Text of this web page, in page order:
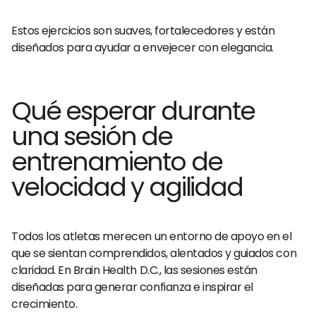
Estos ejercicios son suaves, fortalecedores y están
diseñados para ayudar a envejecer con elegancia.
Qué esperar durante
una sesión de
entrenamiento de
velocidad y agilidad
Todos los atletas merecen un entorno de apoyo en el
que se sientan comprendidos, alentados y guiados con
claridad. En Brain Health D.C., las sesiones están
diseñadas para generar confianza e inspirar el
crecimiento.